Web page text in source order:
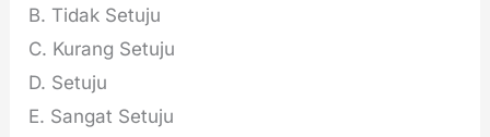
B. Tidak Setuju
C. Kurang Setuju
D. Setuju
E. Sangat Setuju